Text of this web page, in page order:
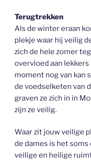
Terugtrekken
Als de winter eraan
plekje waar hij veilig
zich de hele zomer
overvloed aan lekkers
moment nog van kan
de voedselketen van
graven ze zich in in
zijn ze veilig.
Waar zit jouw veilige
de dames is het soms
veilige en heilige